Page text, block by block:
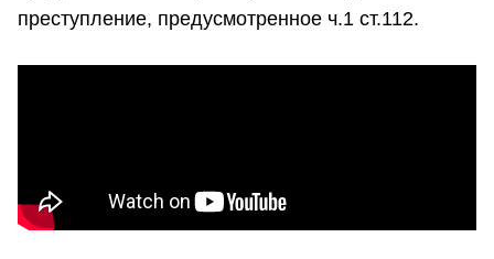
преступление, предусмотренное ч.1 ст.112.